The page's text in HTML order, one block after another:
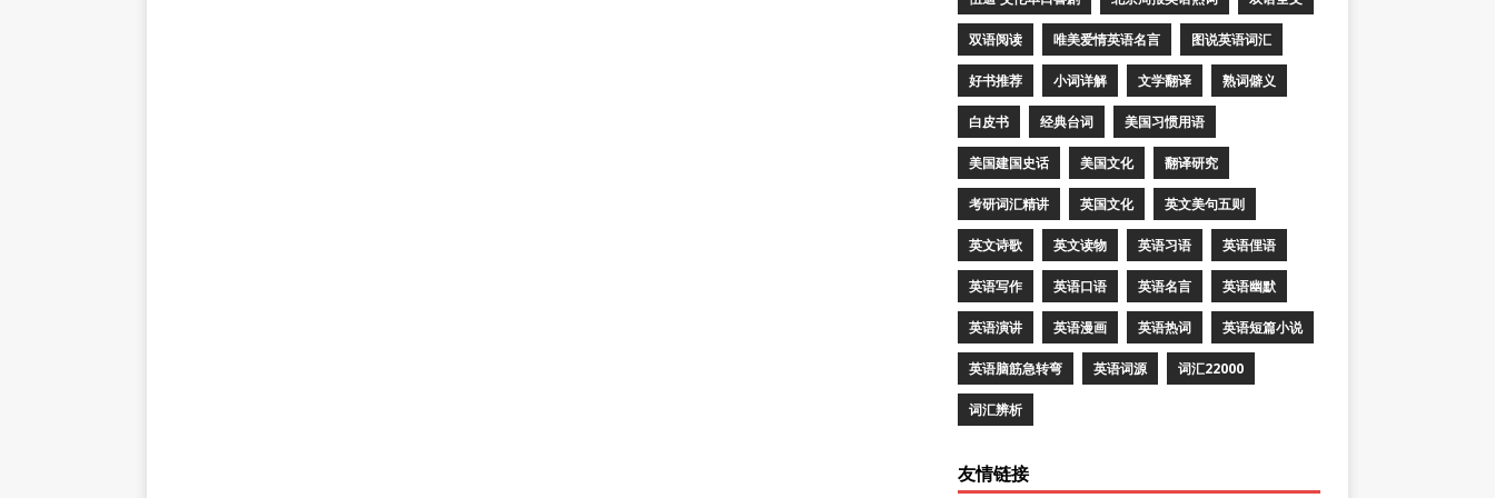
双语阅读 唯美爱情英语名言 图说英语词汇
好书推荐 小词详解 文学翻译 熟词僻义
白皮书 经典台词 美国习惯用语
美国建国史话 美国文化 翻译研究
考研词汇精讲 英国文化 英文美句五则
英文诗歌 英文读物 英语习语 英语俚语
英语写作 英语口语 英语名言 英语幽默
英语演讲 英语漫画 英语热词 英语短篇小说
英语脑筋急转弯 英语词源 词汇22000
词汇辨析
友情链接